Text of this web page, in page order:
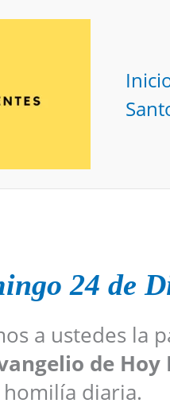
24 de
a ustedes la
de Hoy
diaria.